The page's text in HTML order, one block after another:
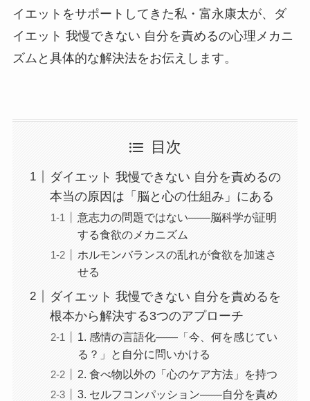
イエットをサポートしてきた私・富永康太が、ダ
イエット 我慢できない 自分を責めるの心理メカニ
ズムと具体的な解決法をお伝えします。
目次
ダイエット 我慢できない 自分を責めるの
本当の原因は「脳と心の仕組み」にある
意志力の問題ではない——脳科学が証明
する食欲のメカニズム
ホルモンバランスの乱れが食欲を加速さ
せる
ダイエット 我慢できない 自分を責めるを
根本から解決する3つのアプローチ
1. 感情の言語化——「今、何を感じてい
る？」と自分に問いかける
2. 食べ物以外の「心のケア方法」を持つ
3. セルフコンパッション——自分を責め